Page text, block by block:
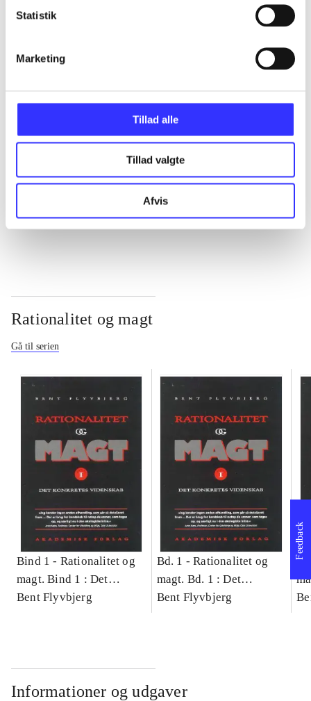
Statistik
Marketing
Tillad alle
Tillad valgte
Afvis
Rationalitet og magt
Gå til serien
Bind 1 - Rationalitet og
magt. Bind 1 : Det
konkretes videnskab
Bent Flyvbjerg
Bd. 1 -Rationalitet og
magt. Bd. 1 : Det
konkretes videnskab
Bent Flyvbjerg
Informationer og udgaver
Feedback